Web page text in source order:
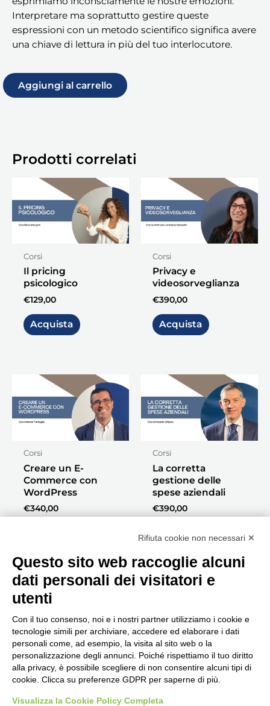
Interpretare ma soprattutto gestire queste
espressioni con un metodo scientifico significa avere
una chiave di lettura in più del tuo interlocutore.
Aggiungi al carrello
Prodotti correlati
Corsi
Il pricing
psicologico
€129,00
Acquista
Corsi
Privacy e
videosorveglianza
€390,00
Acquista
Corsi
Creare un E-
Commerce con
WordPress
€340,00
Corsi
La corretta
gestione delle
spese aziendali
€390,00
Acquista
Seguici, siamo in continuo
aggiornamento...
Rifiuta cookie non necessari ✕
Questo sito web raccoglie alcuni
dati personali dei visitatori e
utenti
Con il tuo consenso, noi e i nostri partner utilizziamo i cookie e
tecnologie simili per archiviare, accedere ed elaborare i dati
personali come, ad esempio, la visita al sito web o la
personalizzazione degli annunci. Poiché rispettiamo il tuo diritto
alla privacy, è possibile scegliere di non consentire alcuni tipi di
cookie. Clicca su preferenze GDPR per saperne di più.
Visualizza la Cookie Policy Completa